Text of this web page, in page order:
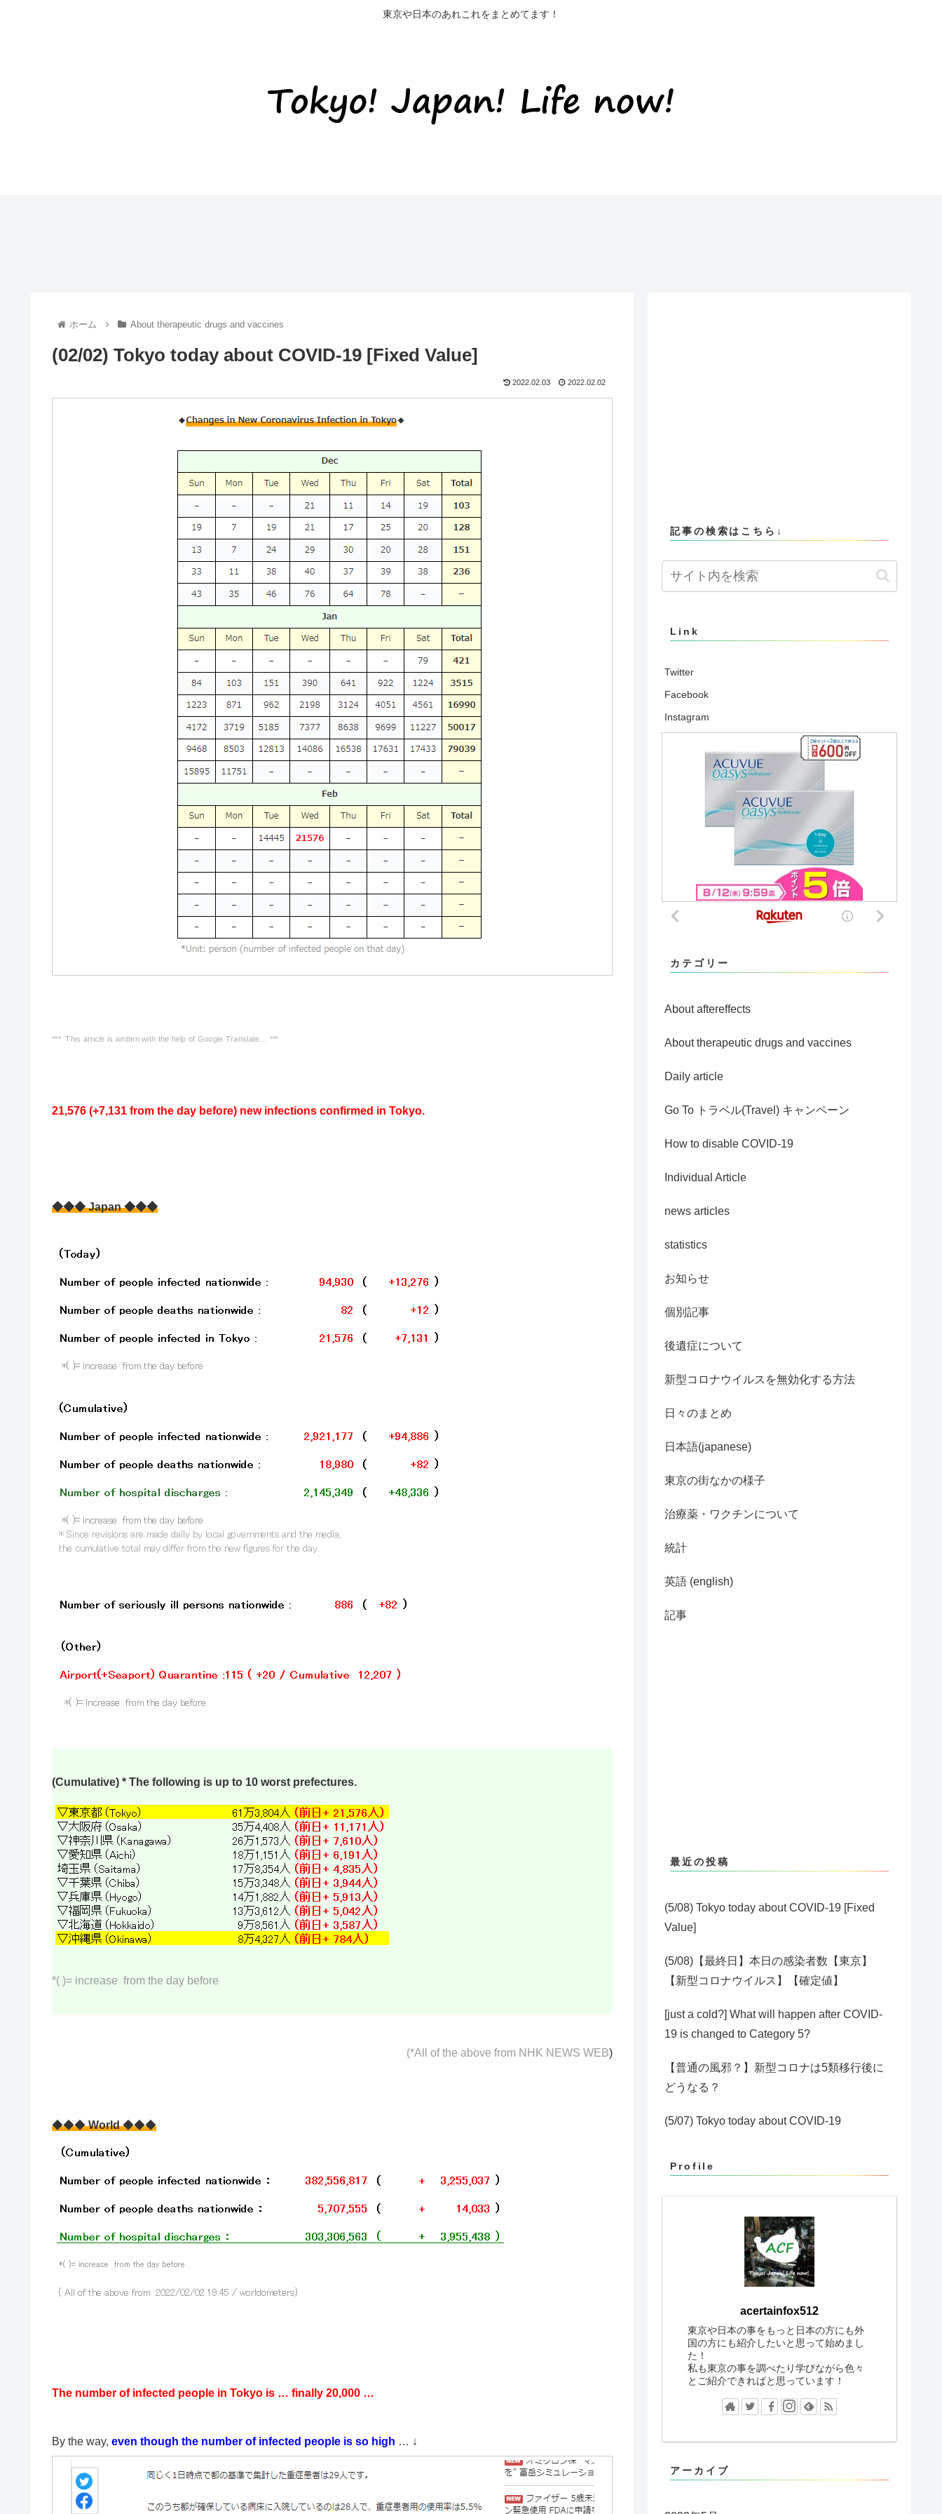
東京や日本のあれこれをまとめてます！
ホーム About therapeutic drugs and vaccines
(02/02) Tokyo today about COVID-19 [Fixed Value]
2022.02.03 2022.02.02
*** This article is written with the help of Google Translate… ***
21,576 (+7,131 from the day before) new infections confirmed in Tokyo.
◆◆◆ Japan ◆◆◆
(Cumulative) * The following is up to 10 worst prefectures.
*( )= increase from the day before
(*All of the above from NHK NEWS WEB)
◆◆◆World◆◆◆
The number of infected people in Tokyo is … finally 20,000 …
By the way, even though the number of infected people is so high … ↓
記事の検索はこちら↓
Link
Twitter
Facebook
Instagram
カテゴリー
About aftereffects
About therapeutic drugs and vaccines
Daily article
Go To トラベル(Travel) キャンペーン
How to disable COVID-19
Individual Article
news articles
statistics
お知らせ
個別記事
後遺症について
新型コロナウイルスを無効化する方法
日々のまとめ
日本語(japanese)
東京の街なかの様子
治療薬・ワクチンについて
統計
英語 (english)
記事
最近の投稿
(5/08) Tokyo today about COVID-19 [Fixed
Value]
(5/08)【最終日】本日の感染者数【東京】
【新型コロナウイルス】【確定値】
[just a cold?] What will happen after COVID-
19 is changed to Category 5?
【普通の風邪？】新型コロナは5類移行後に
どうなる？
(5/07) Tokyo today about COVID-19
Profile
acertainfox512
東京や日本の事をもっと日本の方にも外
国の方にも紹介したいと思って始めまし
た！
私も東京の事を調べたり学びながら色々
とご紹介できればと思っています！
アーカイブ